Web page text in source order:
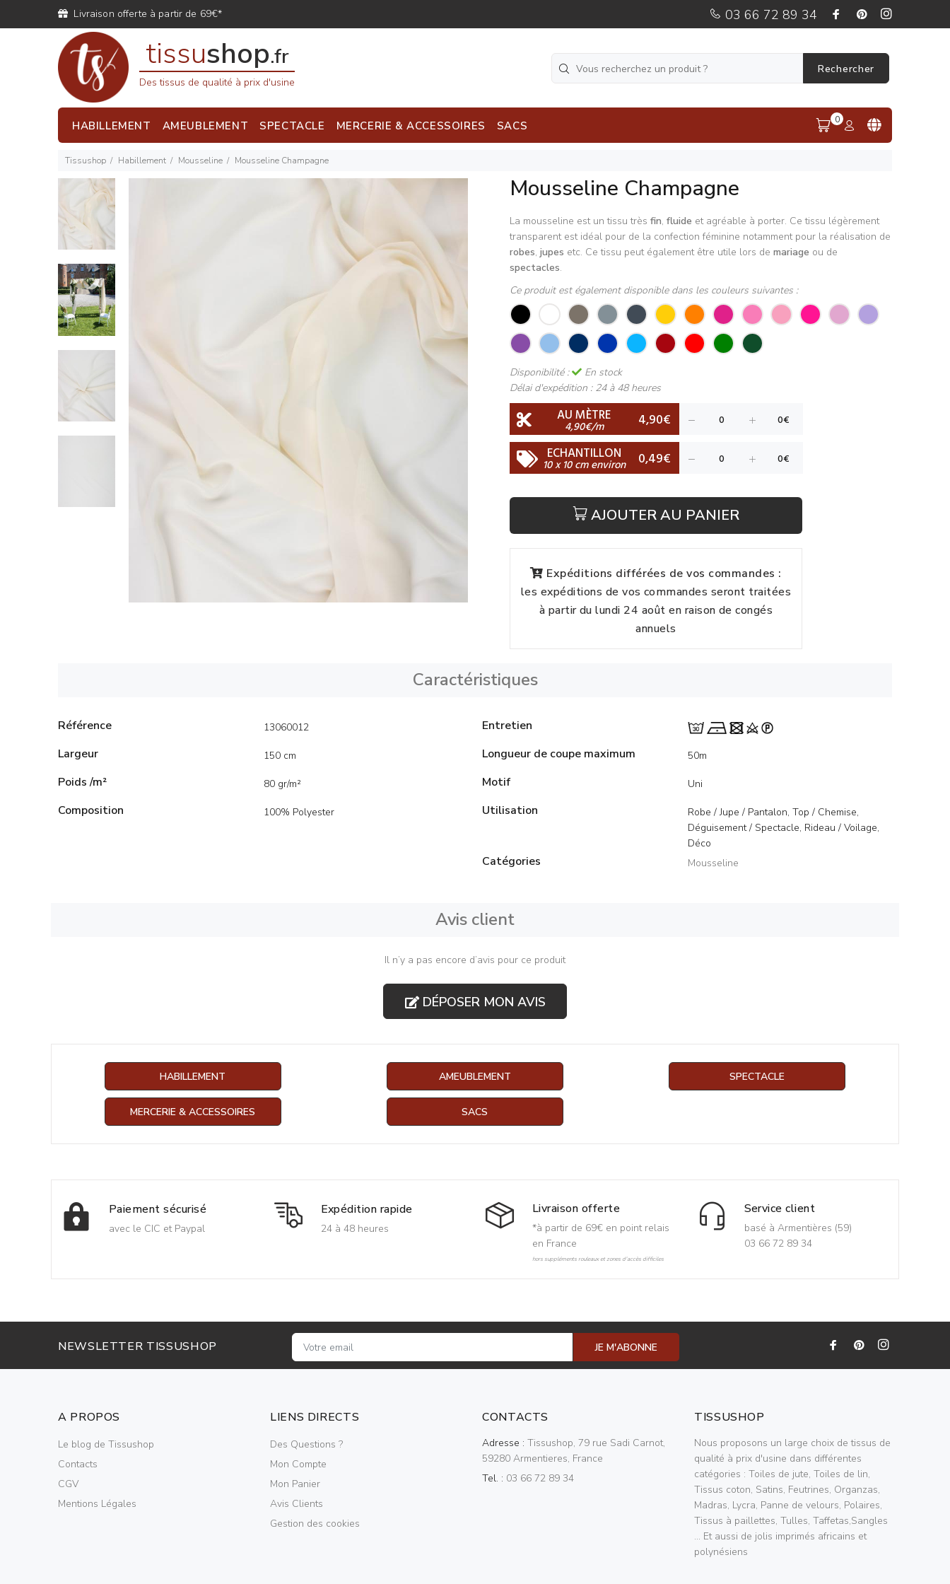
Livraison offerte à partir de 69€* 03 66 72 89 34
tissushop.fr
Des tissus de qualité à prix d'usine
Rechercher
HABILLEMENT AMEUBLEMENT SPECTACLE MERCERIE & ACCESSOIRES SACS 0
Tissushop Habillement Mousseline Mousseline Champagne
Mousseline Champagne
La mousseline est un tissu très fin, fluide et agréable à porter. Ce tissu légèrement
transparent est idéal pour de la confection féminine notamment pour la réalisation de
robes, jupes etc. Ce tissu peut également être utile lors de mariage ou de
spectacles.
Ce produit est également disponible dans les couleurs suivantes :
Disponibilité :
En stock
Délai d'expédition : 24 à 48 heures
AU MÈTRE
4,90€/m 4,90€
ECHANTILLON
10 x 10 cm environ 0,49€
AJOUTER AU PANIER
Expéditions différées de vos commandes :
les expéditions de vos commandes seront traitées
à partir du lundi 24 août en raison de congés
annuels
Caractéristiques
Référence 13060012
Largeur 150 cm
Poids /m² 80 gr/m²
Composition 100% Polyester
Entretien
Longueur de coupe maximum
50m
Motif Uni
Utilisation
Robe / Jupe / Pantalon, Top / Chemise,
Déguisement / Spectacle, Rideau / Voilage,
Déco
Catégories Mousseline
Avis client
Il n’y a pas encore d’avis pour ce produit
DÉPOSER MON AVIS
HABILLEMENT AMEUBLEMENT SPECTACLE
MERCERIE & ACCESSOIRES SACS
Paiement sécurisé
avec le CIC et Paypal
Expédition rapide
24 à 48 heures
Livraison offerte
*à partir de 69€ en point relais
en France
hors suppléments rouleaux et zones d'accès difficiles
Service client
basé à Armentières (59)
03 66 72 89 34
NEWSLETTER TISSUSHOP JE M'ABONNE
A PROPOS
Le blog de Tissushop
Contacts
CGV
Mentions Légales
LIENS DIRECTS
Des Questions ?
Mon Compte
Mon Panier
Avis Clients
Gestion des cookies
CONTACTS
Adresse : Tissushop, 79 rue Sadi Carnot,
59280 Armentieres, France
Tel. : 03 66 72 89 34
TISSUSHOP
Nous proposons un large choix de tissus de
qualité à prix d'usine dans différentes
catégories : Toiles de jute, Toiles de lin,
Tissus coton, Satins, Feutrines, Organzas,
Madras, Lycra, Panne de velours, Polaires,
Tissus à paillettes, Tulles, Taffetas,Sangles
... Et aussi de jolis imprimés africains et
polynésiens